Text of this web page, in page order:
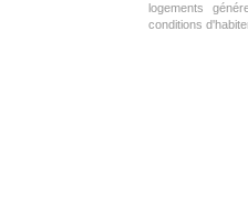
logements
conditions